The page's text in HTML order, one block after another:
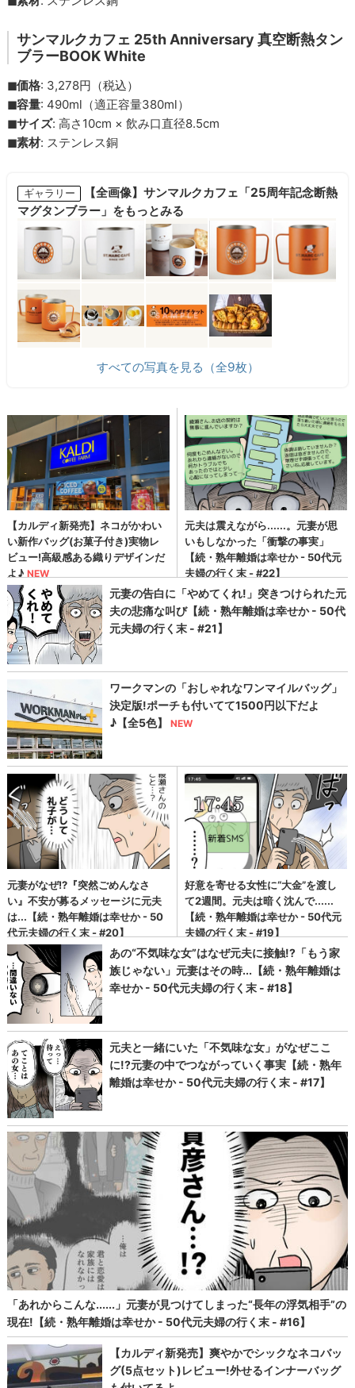
サンマルクカフェ 25th Anniversary 真空断熱タン
ブラーBOOK White
◼︎価格: 3,278円（税込）
◼︎容量: 490ml（適正容量380ml）
◼︎サイズ: 高さ10cm × 飲み口直径8.5cm
◼︎素材: ステンレス銅
ギャラリー
【全画像】サンマルクカフェ「25周年記念断熱
マグタンブラー」をもっとみる
すべての写真を見る（全9枚）